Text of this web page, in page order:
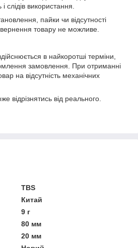
слідів використання.
пайки чи відсутності
товару не можливе.
в найкоротші терміни,
замовлення. При отриманні
на відсутність механічних
відрізнятись від реального.
TBS
Китай
9 г
80 мм
20 мм